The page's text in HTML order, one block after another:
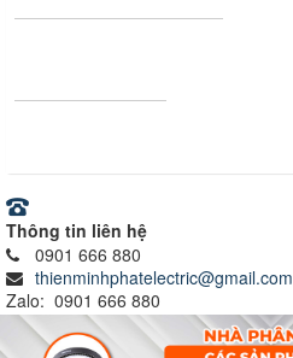
Thông tin liên hệ
0901 666 880
thienminhphatelectric@gmail.com
Zalo: 0901 666 880